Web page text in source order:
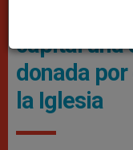
Ucrania:
capital una
donada
la Iglesia